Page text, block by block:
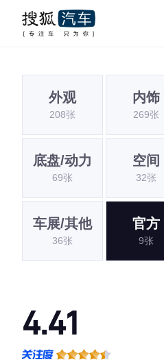
外观
208张
内饰
269张
底盘/动力
69张
空间
32张
车展/其他
36张
官方
9张
4.41